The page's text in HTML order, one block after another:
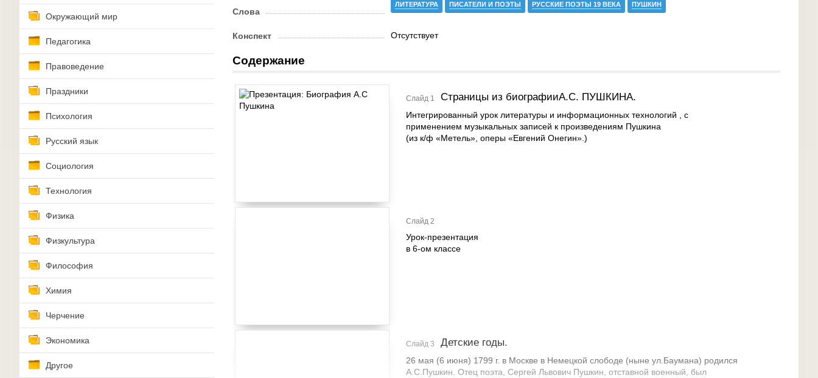
Окружающий мир
Педагогика
Правоведение
Праздники
Психология
Русский язык
Социология
Технология
Физика
Физкультура
Философия
Химия
Черчение
Экономика
Другое
Слова
ЛИТЕРАТУРА ПИСАТЕЛИ И ПОЭТЫ РУССКИЕ ПОЭТЫ 19 ВЕКА ПУШКИН
Конспект Отсутствует
Содержание
Слайд 1 Страницы из биографииА.С. ПУШКИНА.
Интегрированный урок литературы и информационных технологий , c
применением музыкальных записей к произведениям Пушкина
(из к/ф «Метель», оперы «Евгений Онегин».)
Слайд 2
Урок-презентация
в 6-ом классе
Слайд 3 Детские годы.
26 мая (6 июня) 1799 г. в Москве в Немецкой слободе (ныне ул.Баумана) родился
А.С.Пушкин. Отец поэта, Сергей Львович Пушкин, отставной военный, был